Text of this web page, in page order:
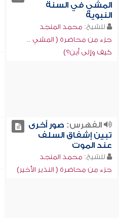
المشي في السنة
النبوية
للشيخ: محمد المنجد
جزء من محاضرة ( المشي ..
كيف وإلى أين؟)
الفهرس: صور أخرى
تبين إشفاق السلف
عند الموت
للشيخ: محمد المنجد
جزء من محاضرة ( النذير الأخير)